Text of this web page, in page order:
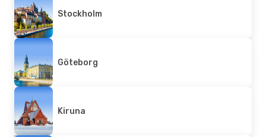
Stockholm
Göteborg
Kiruna